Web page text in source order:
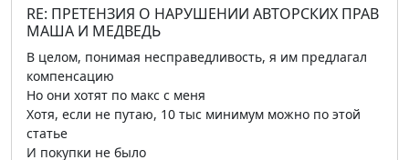
RE: ПРЕТЕНЗИЯ О НАРУШЕНИИ АВТОРСКИХ ПРАВ
МАША И МЕДВЕДЬ
В целом, понимая несправедливость, я им предлагал
компенсацию
Но они хотят по макс с меня
Хотя, если не путаю, 10 тыс минимум можно по этой
статье
И покупки не было